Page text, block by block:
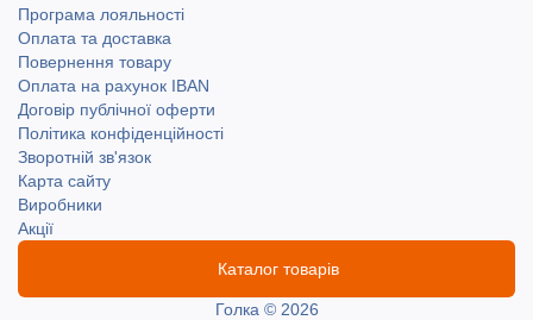
Програма лояльності
Оплата та доставка
Повернення товару
Оплата на рахунок IBAN
Договір публічної оферти
Політика конфіденційності
Зворотній зв'язок
Карта сайту
Виробники
Акції
Каталог товарів
Голка © 2026